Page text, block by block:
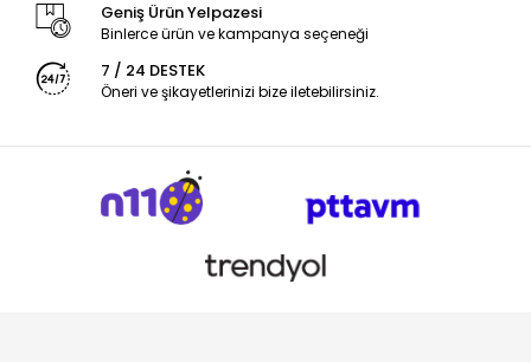
Geniş Ürün Yelpazesi
Binlerce ürün ve kampanya seçeneği
7 / 24 DESTEK
Öneri ve şikayetlerinizi bize iletebilirsiniz.